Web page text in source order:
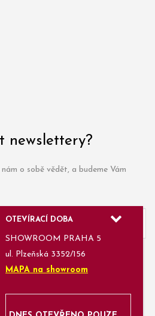
newslettery?
o sobě vědět, a budeme Vám
OTEVÍRACÍ DOBA
SHOWROOM PRAHA 5
ul. Plzeňská 3352/156
MAPA na showroom